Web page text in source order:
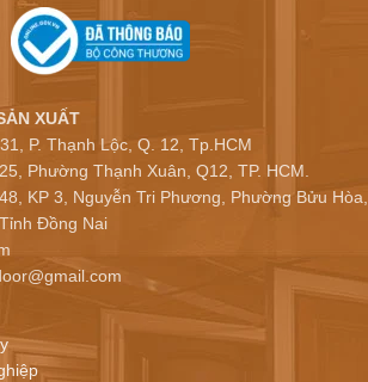
XUẤT
P. Thạnh Lộc, Q. 12, Tp.HCM
Phường Thạnh Xuân, Q12, TP. HCM.
KP 3, Nguyễn Tri Phương, Phường Bửu Hòa,
Đồng Nai